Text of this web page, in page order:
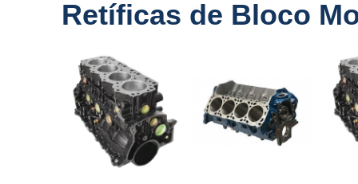
Retíficas de Bloco